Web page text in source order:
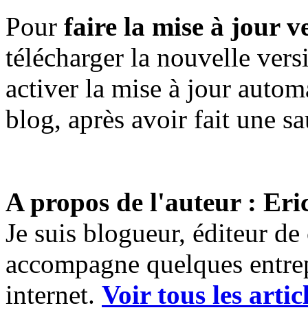
Pour faire la mise à jour
télécharger la nouvelle
activer la mise à jour
blog, après avoir fait une
A propos de l'auteur :
Je suis blogueur, éditeur
accompagne quelques
internet. Voir tous les